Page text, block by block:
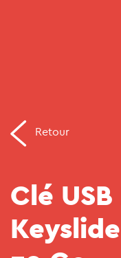
Retour
Clé